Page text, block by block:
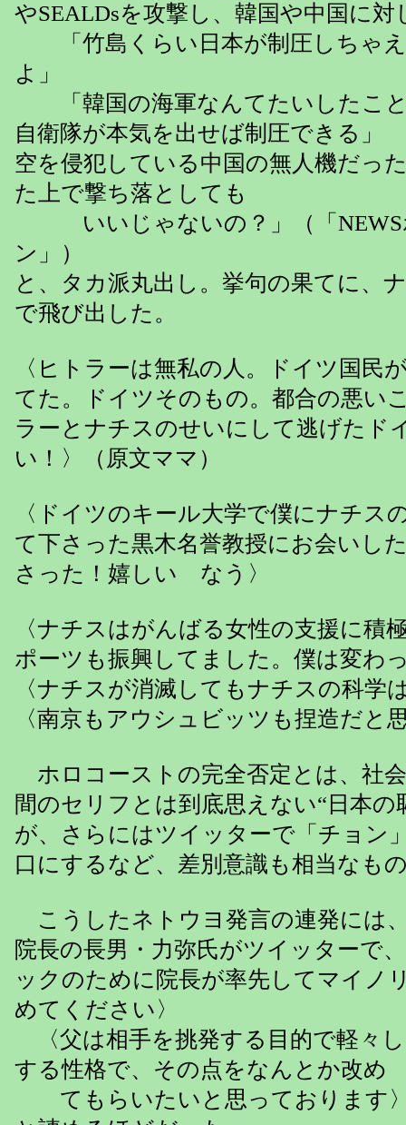
やSEALDsを攻撃し、韓国や中国に対
「竹島くらい日本が制圧しちゃ
よ」
「韓国の海軍なんてたいしたこ
自衛隊が本気を出せば制圧でき
空を侵犯している中国の無人機だっ
た上で撃ち落としても
いいじゃないの？」（「NEWS
ン」）
と、タカ派丸出し。挙句の果てに、
で飛び出した。
〈ヒトラーは無私の人。ドイツ国民
てた。ドイツそのもの。都合の悪い
ラーとナチスのせいにして逃げたド
い！〉（原文ママ）
〈ドイツのキール大学で僕にナチス
て下さった黒木名誉教授にお会いし
さった！嬉しい なう〉
〈ナチスはがんばる女性の支援に積
ポーツも振興してました。僕は変わ
〈ナチスが消滅してもナチスの科学
〈南京もアウシュビッツも捏造だと
ホロコーストの完全否定とは、社
間のセリフとは到底思えない“日本の
が、さらにはツイッターで「チョン
口にするなど、差別意識も相当なも
こうしたネトウヨ発言の連発には
院長の長男・力弥氏がツイッターで
ックのために院長が率先してマイノ
めてください〉
〈父は相手を挑発する目的で軽々
する性格で、その点をなんとか改め
てもらいたいと思っております